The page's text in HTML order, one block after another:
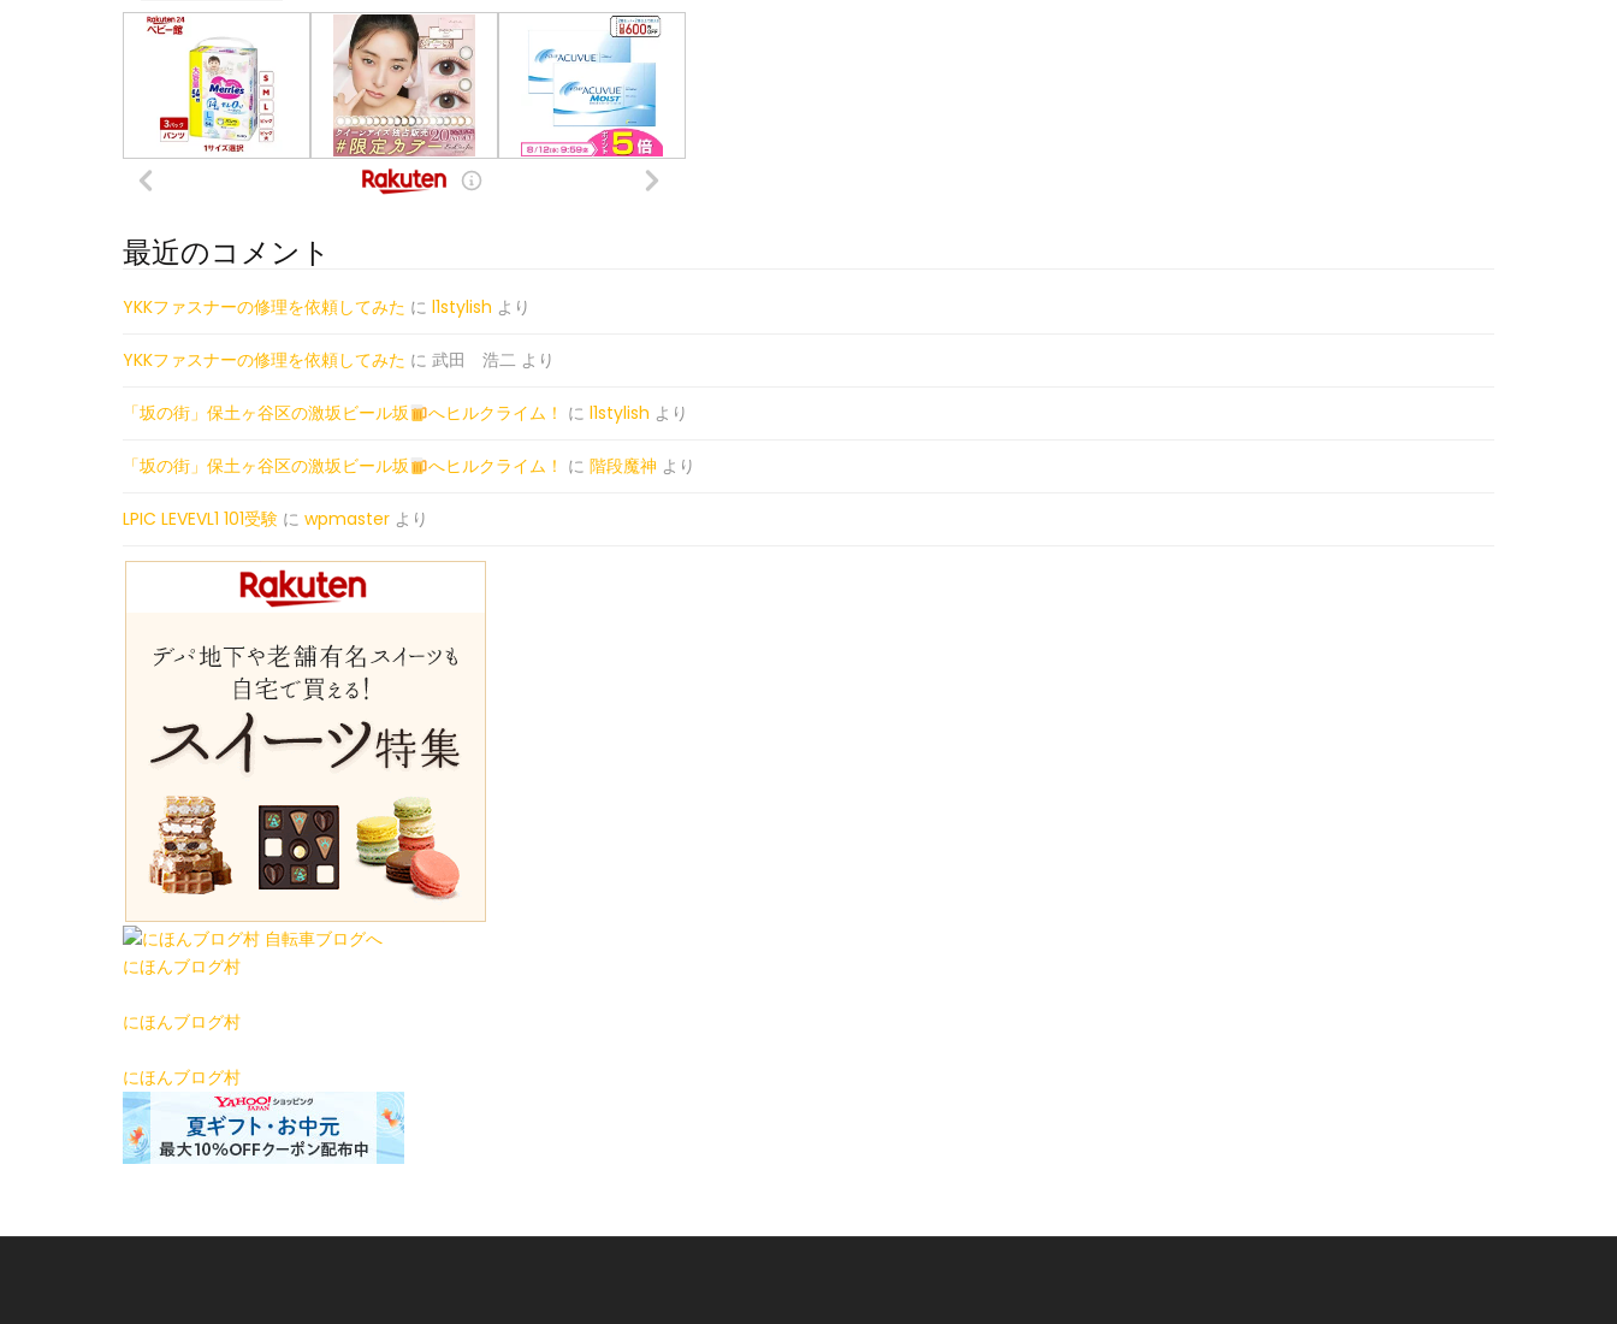
最近のコメント
YKKファスナーの修理を依頼してみた に l1stylish より
YKKファスナーの修理を依頼してみた に 武田 浩二 より
「坂の街」保土ヶ谷区の激坂ビール坂 へヒルクライム！ に l1stylish より
「坂の街」保土ヶ谷区の激坂ビール坂 へヒルクライム！ に 階段魔神 より
LPIC LEVEVL1 101受験 に wpmaster より
にほんブログ村
にほんブログ村
にほんブログ村